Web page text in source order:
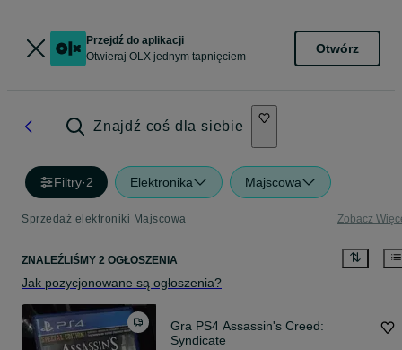
Przejdź do aplikacji
Otwieraj OLX jednym tapnięciem
Otwórz
Znajdź coś dla siebie
Filtry·2 Elektronika Majscowa
Sprzedaż elektroniki Majscowa Zobacz
ZNALEŹLIŚMY 2 OGŁOSZENIA
Jak pozycjonowane są ogłoszenia?
Gra PS4 Assassin's Creed:
Syndicate